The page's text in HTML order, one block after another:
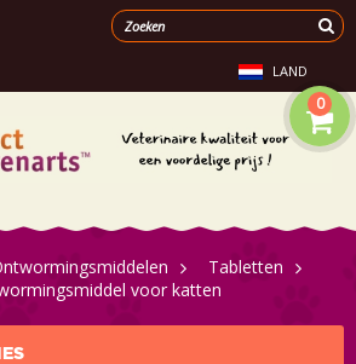
LAND
0
>
Tabletten
voor katten